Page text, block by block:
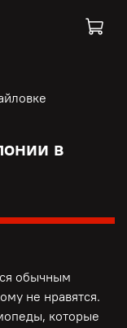
в
обычным
не нравятся.
которые